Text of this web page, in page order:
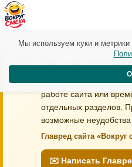
Сегодня
В течение дня
работе сайта или
отдельных разделов.
возможные
Главред сайта «Вокруг
✉️ Написать
Мы используем куки и